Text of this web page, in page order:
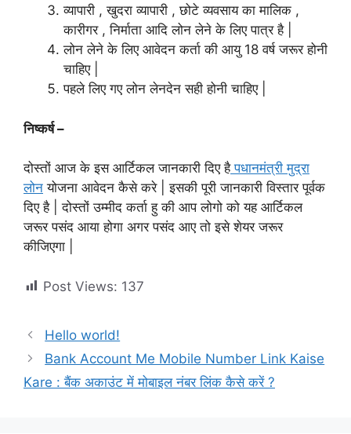
व्यापारी , खुदरा व्यापारी , छोटे व्यवसाय का मालिक ,
कारीगर , निर्माता आदि लोन लेने के लिए पात्र है |
लोन लेने के लिए आवेदन कर्ता की आयु 18 वर्ष जरूर होनी
चाहिए |
पहले लिए गए लोन लेनदेन सही होनी चाहिए |
निष्कर्ष –
दोस्तों आज के इस आर्टिकल जानकारी दिए हैपधानमंत्री मुद्रा
लोन योजना आवेदन कैसे करे | इसकी पूरी जानकारी विस्तार पूर्वक
दिए है | दोस्तों उम्मीद कर्ता हु की आप लोगो को यह आर्टिकल
जरूर पसंद आया होगा अगर पसंद आए तो इसे शेयर जरूर
कीजिएगा |
Post Views: 137
Hello world!
Bank Account Me Mobile Number Link Kaise
Kare : बैंक अकाउंट में मोबाइल नंबर लिंक कैसे करें ?